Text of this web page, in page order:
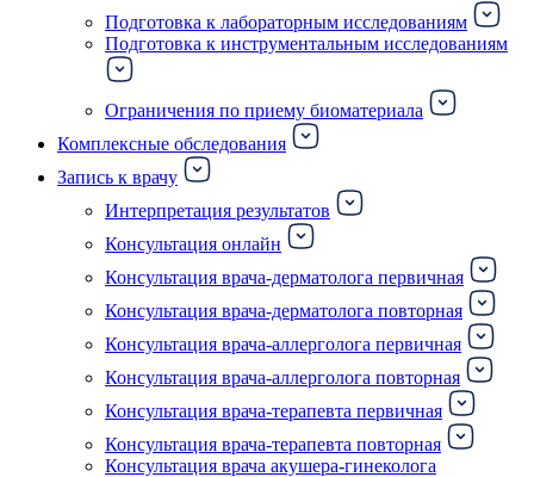
Подготовка к лабораторным исследованиям
Подготовка к инструментальным исследованиям
Ограничения по приему биоматериала
Комплексные обследования
Запись к врачу
Интерпретация результатов
Консультация онлайн
Консультация врача-дерматолога первичная
Консультация врача-дерматолога повторная
Консультация врача-аллерголога первичная
Консультация врача-аллерголога повторная
Консультация врача-терапевта первичная
Консультация врача-терапевта повторная
Консультация врача акушера-гинеколога